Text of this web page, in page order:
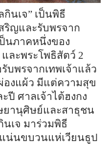
นเจ” เป็นพิธี
ริญและรับพรจาก
ป็นภาคหนึ่งของ
ละพระโพธิสัตว์ 2
บพรจากเทพเจ้าแล้ว
องแผ้ว มีแต่ความสุข
ปี ศาลเจ้าไต้ฮงกง
ยานุศิษย์และสาธุชน
เจ มาร่วมพิธี
น่นขบวนแห่เวียนธูป